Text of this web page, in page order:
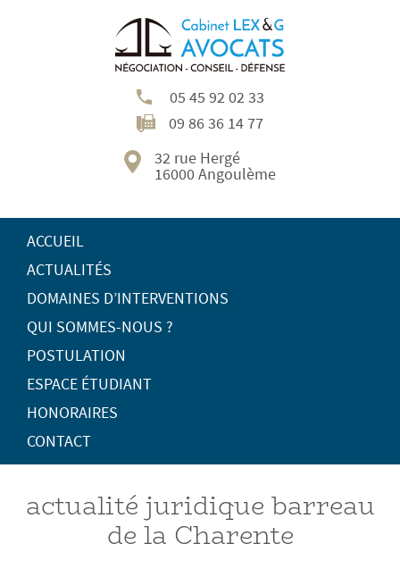
05 45 92 02 33
09 86 36 14 77
32 rue Hergé
16000 Angoulème
ACCUEIL
ACTUALITÉS
DOMAINES D’INTERVENTIONS
QUI SOMMES-NOUS ?
POSTULATION
ESPACE ÉTUDIANT
HONORAIRES
CONTACT
actualité juridique barreau
de la Charente